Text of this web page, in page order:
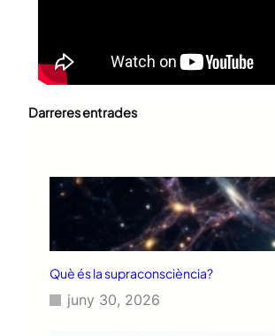
Darreres entrades
Què és la supraconsciència?
juny 30, 2026